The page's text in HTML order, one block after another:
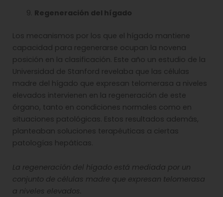
Regeneración del hígado
Los mecanismos por los que el hígado mantiene
capacidad para regenerarse ocupan la novena
posición en la clasificación. Este año un estudio de la
Universidad de Stanford revelaba que las células
madre del hígado que expresan telomerasa a niveles
elevados intervienen en la regeneración de este
órgano, tanto en condiciones normales como en
situaciones patológicas. Estos resultados además,
planteaban soluciones terapéuticas a ciertas
patologías hepáticas.
La regeneración del hígado está mediada por un
conjunto de células madre que expresan telomerasa
a niveles elevados.